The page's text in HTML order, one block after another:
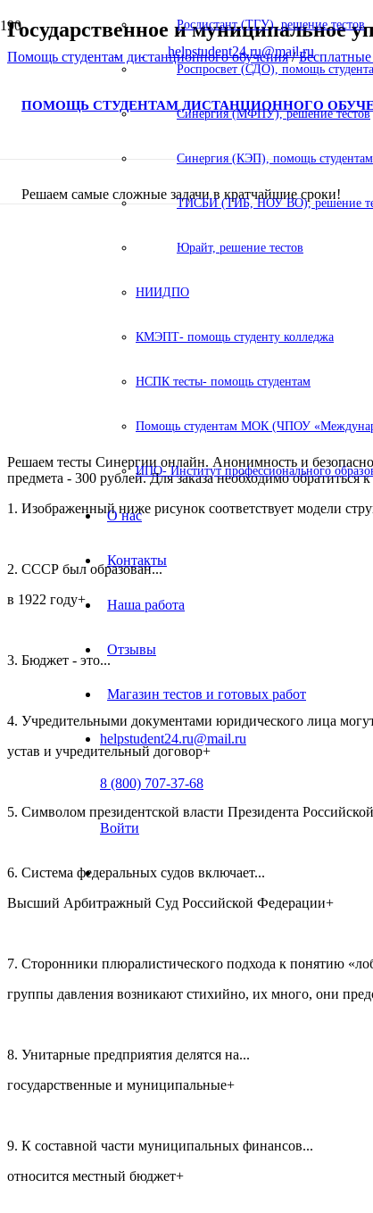
helpstudent24.ru@mail.ru
ПОМОЩЬ СТУДЕНТАМ ДИСТАНЦИОННОГО
Решаем самые сложные задачи в кратчайшие сроки!
Росдистант (ТГУ), решение тестов
Роспросвет (СДО), помощь
Синергия (МФПУ), решение тестов
Синергия (КЭП), помощь студентам
ТИСБИ (ТИБ, НОУ ВО), решение
Юрайт, решение тестов
НИИДПО
КМЭПТ- помощь студенту колледжа
НСПК тесты- помощь студентам
Помощь студентам МОК (ЧПОУ
ИПО- Институт профессионального
О нас
Контакты
Наша работа
Отзывы
Магазин тестов и готовых работ
helpstudent24.ru@mail.ru
8 (800) 707-37-68
Войти
Государственное и муниципальное
Помощь студентам дистанционного обучения/
Решаем тесты Синергии онлайн. Анонимность и
предмета - 300 рублей. Для заказа необходимо
1. Изображенный ниже рисунок соответствует модели
2. СССР был образован...
в 1922 году+
3. Бюджет - это...
4. Учредительными документами юридического лица
устав и учредительный договор+
5. Символом президентской власти Президента
6. Система федеральных судов включает...
Высший Арбитражный Суд Российской Федерации+
7. Сторонники плюралистического подхода к понятию
группы давления возникают стихийно, их много, они
8. Унитарные предприятия делятся на...
государственные и муниципальные+
9. К составной части муниципальных финансов...
относится местный бюджет+